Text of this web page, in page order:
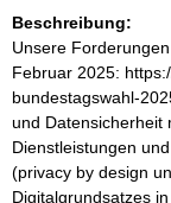
Beschreibung:
Unsere
Februar 2025:
bundestagswahl-
und Datensicherheit
Dienstleistungen
(privacy by design
Digitalgrundsatzes